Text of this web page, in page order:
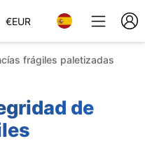
€EUR
frágiles paletizadas
de